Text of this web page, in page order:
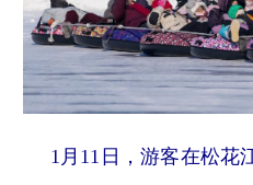
1月11日，游客在松花